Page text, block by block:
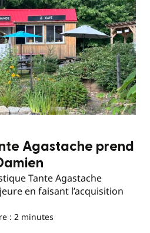
Agastache prend
Tante Agastache
en faisant l’acquisition
: 2 minutes